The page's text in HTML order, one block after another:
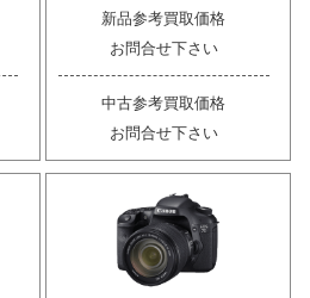
新品参考買取価格
お問合せ下さい
中古参考買取価格
お問合せ下さい